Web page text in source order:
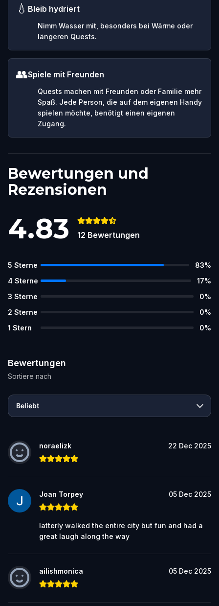
💧 Bleib hydriert
Nimm Wasser mit, besonders bei Wärme oder
längeren Quests.
👥Spiele mit Freunden
Quests machen mit Freunden oder Familie mehr
Spaß. Jede Person, die auf dem eigenen Handy
spielen möchte, benötigt einen eigenen
Zugang.
Bewertungen und
Rezensionen
4.83 12 Bewertungen
5 Sterne 83%
4 Sterne 17%
3 Sterne 0%
2 Sterne 0%
1 Stern 0%
Bewertungen
Sortiere nach
Beliebt
noraelizk 22 Dec 2025
Joan Torpey 05 Dec 2025
latterly walked the entire city but fun and had a
great laugh along the way
ailishmonica 05 Dec 2025